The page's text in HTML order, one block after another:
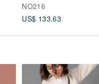
NO216
US$ 133.63